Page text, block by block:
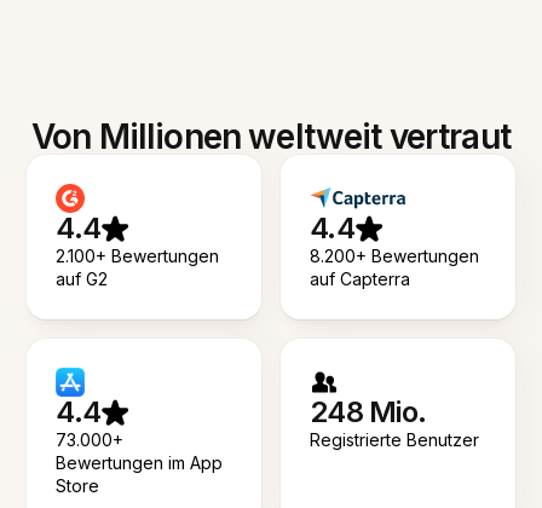
Von Millionen weltweit vertraut
4.4
2.100+ Bewertungen
auf G2
4.4
8.200+ Bewertungen
auf Capterra
4.4
73.000+
Bewertungen im App
Store
248 Mio.
Registrierte Benutzer